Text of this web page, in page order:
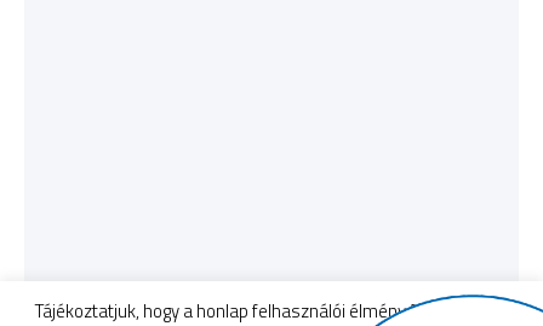
Tájékoztatjuk, hogy a honlap felhasználói élmény fokozásának